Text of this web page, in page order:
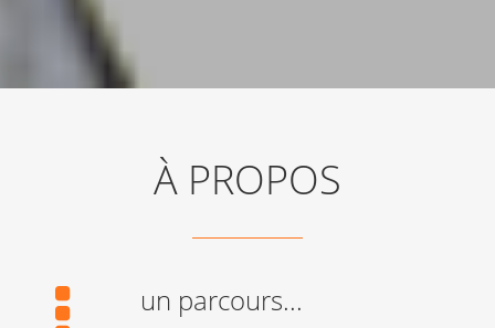
À PROPOS
un parcours...